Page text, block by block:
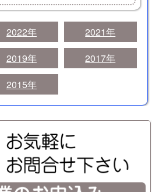
2022年
2021年
2019年
2017年
2015年